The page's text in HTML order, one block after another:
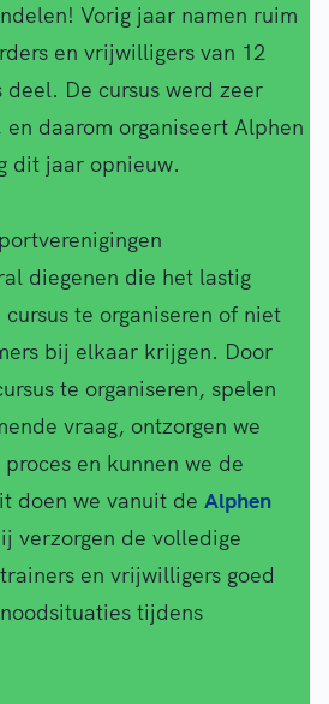
Vorig jaar namen ruim
en vrijwilligers van 12
De cursus werd zeer
daarom organiseert Alphen
dit jaar opnieuw.
diegenen die het lastig
te organiseren of niet
bij elkaar krijgen. Door
te organiseren, spelen
vraag, ontzorgen we
en kunnen we de
doen we vanuit de Alphen
verzorgen de volledige
en vrijwilligers goed
tijdens